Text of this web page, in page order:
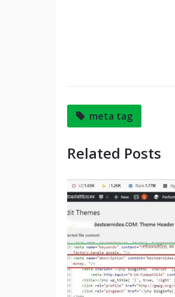
meta tag
Related Posts